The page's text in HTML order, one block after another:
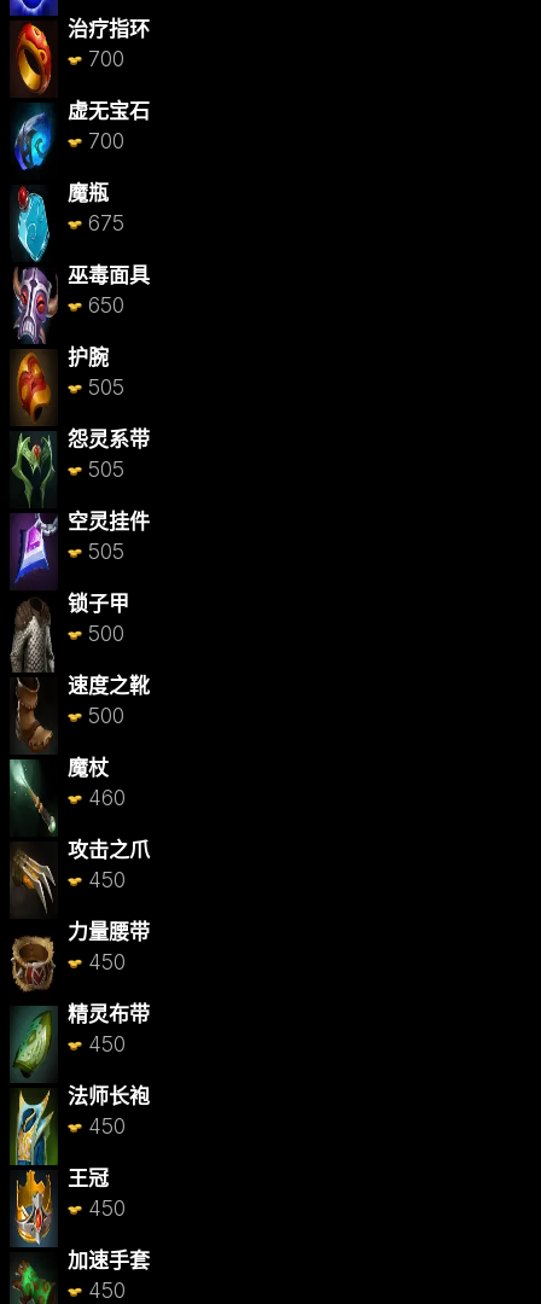
治疗指环
700
虚无宝石
700
魔瓶
675
巫毒面具
650
护腕
505
怨灵系带
505
空灵挂件
505
锁子甲
500
速度之靴
500
魔杖
460
攻击之爪
450
力量腰带
450
精灵布带
450
法师长袍
450
王冠
450
加速手套
450